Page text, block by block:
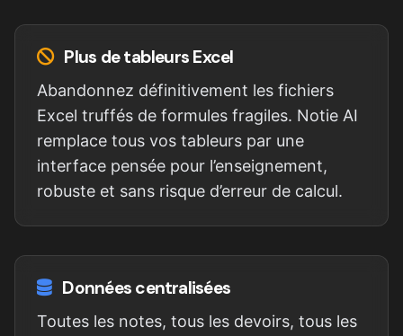
Plus de tableurs Excel
Abandonnez définitivement les fichiers
Excel truffés de formules fragiles. Notie AI
remplace tous vos tableurs par une
interface pensée pour l’enseignement,
robuste et sans risque d’erreur de calcul.
Données centralisées
Toutes les notes, tous les devoirs, tous les